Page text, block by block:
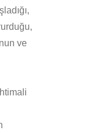
ve